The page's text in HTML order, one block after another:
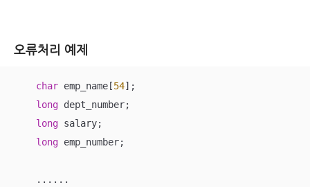
오류처리 예제
char emp_name[54];
long dept_number;
long salary;
long emp_number;
    ......